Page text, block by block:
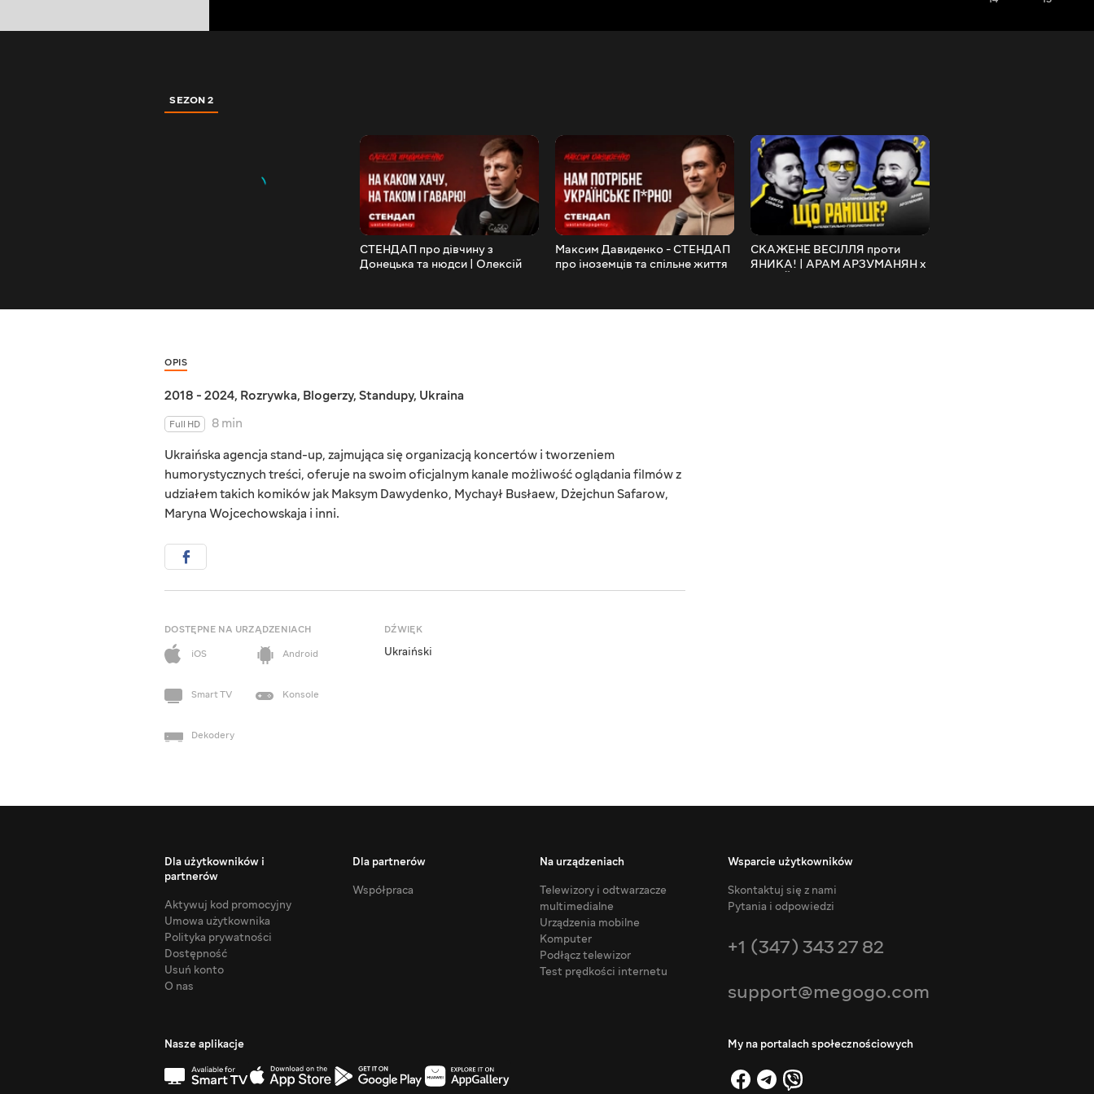
SEZON 2
СТЕНДАП про дівчину з
Донецька та нюдси | Олексій
Максим Давиденко - СТЕНДАП
про іноземців та спільне життя
СКАЖЕНЕ ВЕСІЛЛЯ проти
ЯНИКА! | АРАМ АРЗУМАНЯН х
UaSA
OPIS
2018 - 2024, Rozrywka, Blogerzy, Standupy, Ukraina
Full HD
8 min
Ukraińska agencja stand-up, zajmująca się organizacją koncertów i tworzeniem
humorystycznych treści, oferuje na swoim oficjalnym kanale możliwość oglądania filmów z
udziałem takich komików jak Maksym Dawydenko, Mychaył Busłaew, Dżejchun Safarow,
Maryna Wojcechowskaja i inni.
DOSTĘPNE NA URZĄDZENIACH
iOS
Android
Smart TV Konsole
Dekodery
DŹWIĘK
Ukraiński
Dla użytkowników i
partnerów
Aktywuj kod promocyjny
Umowa użytkownika
Polityka prywatności
Dostępność
Usuń konto
O nas
Dla partnerów
Współpraca
Na urządzeniach
Telewizory i odtwarzacze
multimedialne
Urządzenia mobilne
Komputer
Podłącz telewizor
Test prędkości internetu
Wsparcie użytkowników
Skontaktuj się z nami
Pytania i odpowiedzi
+1 (347) 343 27 82
support@megogo.com
Nasze aplikacje My na portalach społecznościowych